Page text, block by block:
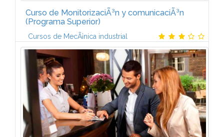
Curso de MonitorizaciÃ³n y comunicaciÃ³n
(Programa Superior)
Cursos de MecÃ¡nica industrial
El curso estÃ¡ formado por 3 mÃ³dulos:AUTÃMATAS
PROGRAMABLES I (6 ECTS)IntroducciÃ³n a la
automatizaciÃ³n. Elementos de un sistema
automatizado. Estructura del autÃ³mata...